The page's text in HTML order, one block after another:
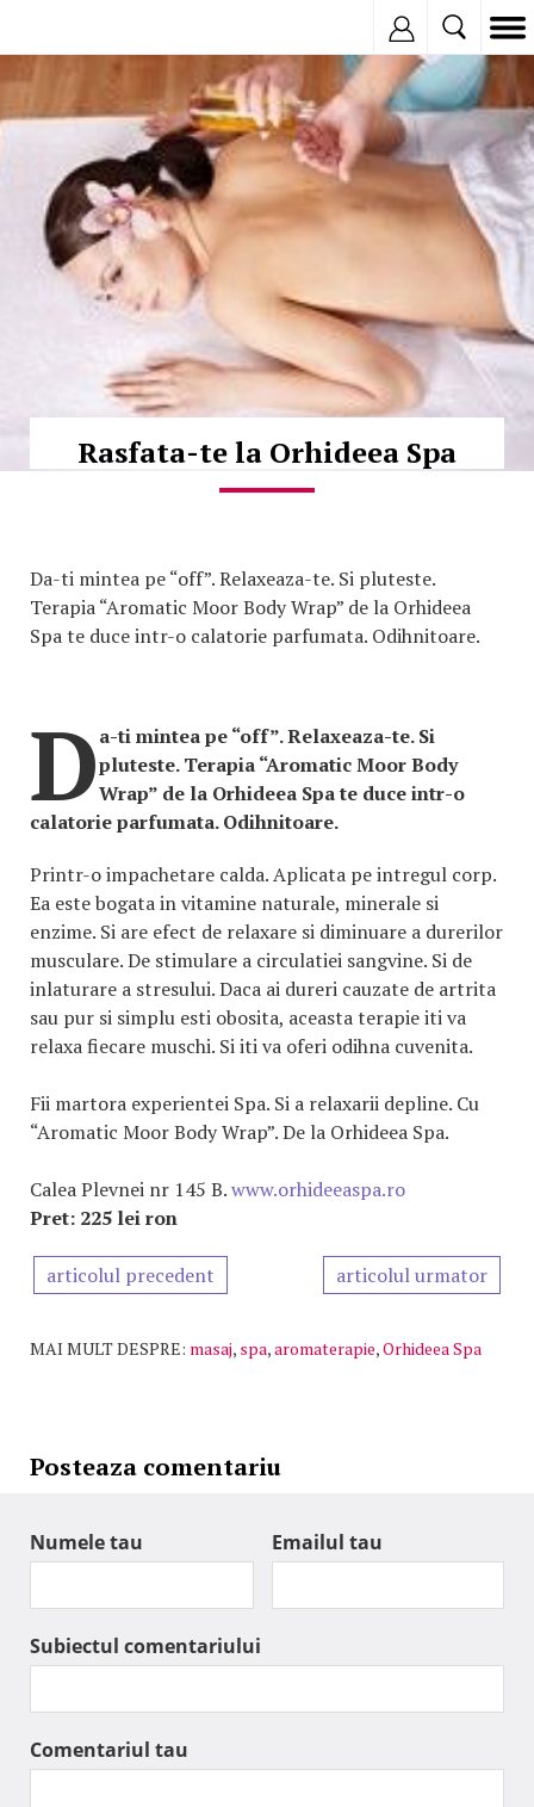
Rasfata-te la Orhideea Spa
Da-ti mintea pe “off”. Relaxeaza-te. Si pluteste.
Terapia “Aromatic Moor Body Wrap” de la Orhideea
Spa te duce intr-o calatorie parfumata. Odihnitoare.
Da-ti mintea pe “off”. Relaxeaza-te. Si
pluteste. Terapia “Aromatic Moor Body
Wrap” de la Orhideea Spa te duce intr-o
calatorie parfumata. Odihnitoare.
Printr-o impachetare calda. Aplicata pe intregul corp.
Ea este bogata in vitamine naturale, minerale si
enzime. Si are efect de relaxare si diminuare a durerilor
musculare. De stimulare a circulatiei sangvine. Si de
inlaturare a stresului. Daca ai dureri cauzate de artrita
sau pur si simplu esti obosita, aceasta terapie iti va
relaxa fiecare muschi. Si iti va oferi odihna cuvenita.
Fii martora experientei Spa. Si a relaxarii depline. Cu
“Aromatic Moor Body Wrap”. De la Orhideea Spa.
Calea Plevnei nr 145 B.www.orhideeaspa.ro
Pret: 225 lei ron
articolul precedent articolul urmator
MAI MULT DESPRE: masaj, spa,aromaterapie,Orhideea Spa
Posteaza comentariu
Numele tau Emailul tau
Subiectul comentariului
Comentariul tau